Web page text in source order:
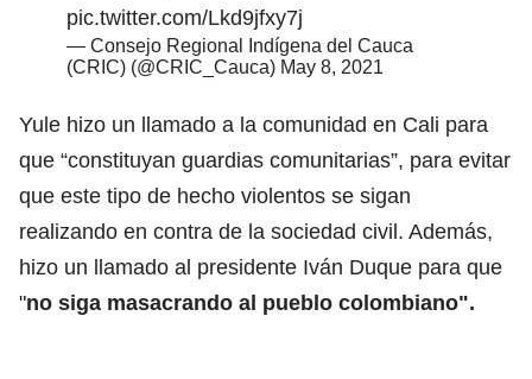
pic.twitter.com/Lkd9jfxy7j
— Consejo Regional Indígena del Cauca
(CRIC) (@CRIC_Cauca) May 8, 2021
Yule hizo un llamado a la comunidad en Cali para
que “constituyan guardias comunitarias”, para evitar
que este tipo de hecho violentos se sigan
realizando en contra de la sociedad civil. Además,
hizo un llamado al presidente Iván Duque para que
"no siga masacrando al pueblo colombiano".